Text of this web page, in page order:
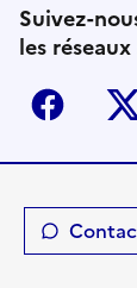
Suivez-
les